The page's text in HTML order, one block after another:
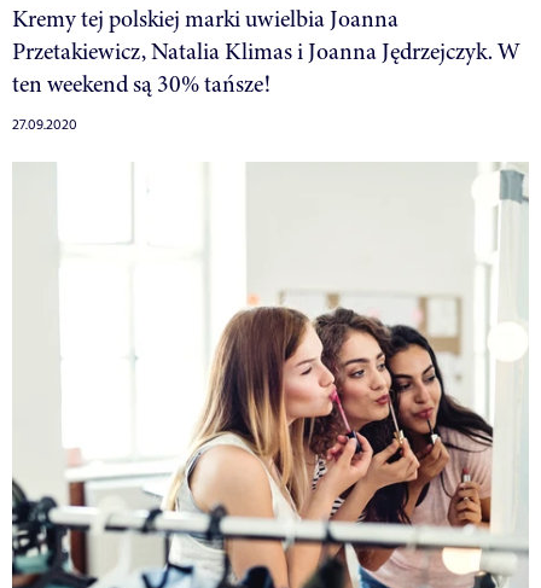
Kremy tej polskiej marki uwielbia Joanna
Przetakiewicz, Natalia Klimas i Joanna Jędrzejczyk. W
ten weekend są 30% tańsze!
27.09.2020